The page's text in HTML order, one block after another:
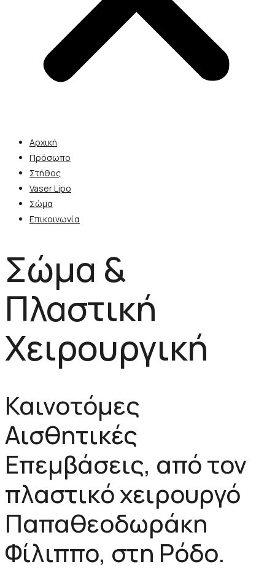
Αρχική
Πρόσωπο
Στήθος
Vaser Lipo
Σώμα
Επικοινωνία
Σώμα &
Πλαστική
Χειρουργική
Καινοτόμες
Αισθητικές
Επεμβάσεις, από τον
πλαστικό χειρουργό
Παπαθεοδωράκη
Φίλιππο, στη Ρόδο.